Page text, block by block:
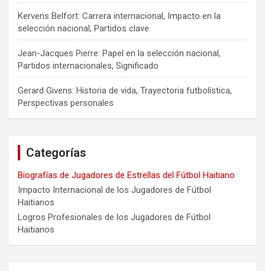
Kervens Belfort: Carrera internacional, Impacto en la
selección nacional, Partidos clave
Jean-Jacques Pierre: Papel en la selección nacional,
Partidos internacionales, Significado
Gerard Givens: Historia de vida, Trayectoria futbolística,
Perspectivas personales
Categorías
Biografías de Jugadores de Estrellas del Fútbol Haitiano
Impacto Internacional de los Jugadores de Fútbol
Haitianos
Logros Profesionales de los Jugadores de Fútbol
Haitianos